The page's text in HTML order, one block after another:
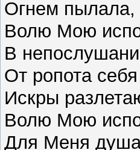
Огнем пылала,
Волю Мою
В
От ропота
Искры
Волю Мою
Для Меня душа